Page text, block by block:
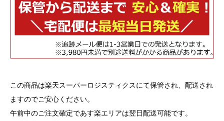
この商品は楽天スーパーロジスティクスにて保管され、配送され
ますのでご安心ください。
午前中のご注文確定であす楽エリアは翌日配送可能です。